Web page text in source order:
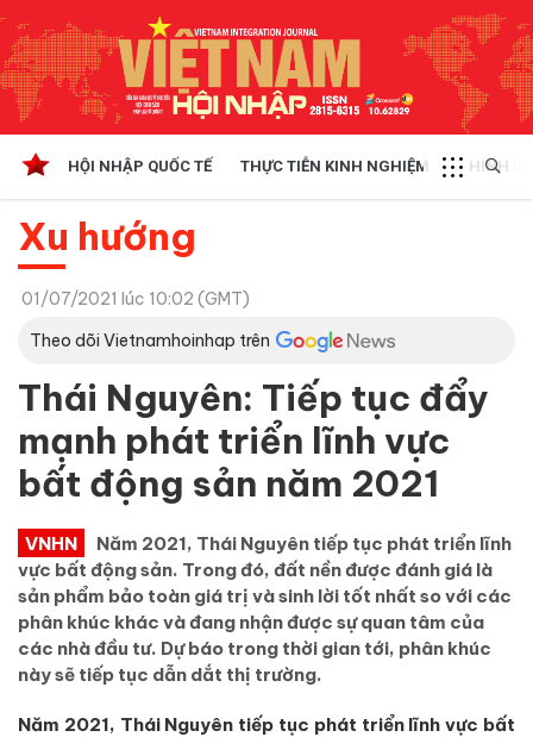
HỘI NHẬP QUỐC TẾ THỰC TIỄN KINH NGHIỆM CHÍNH
Xu hướng
01/07/2021 lúc 10:02 (GMT)
Theo dõi Vietnamhoinhap trên
Thái Nguyên: Tiếp tục đẩy
mạnh phát triển lĩnh vực
bất động sản năm 2021
VNHN
Năm 2021, Thái Nguyên tiếp tục phát triển lĩnh
vực bất động sản. Trong đó, đất nền được đánh giá là
sản phẩm bảo toàn giá trị và sinh lời tốt nhất so với các
phân khúc khác và đang nhận được sự quan tâm của
các nhà đầu tư. Dự báo trong thời gian tới, phân khúc
này sẽ tiếp tục dẫn dắt thị trường.
Năm 2021, Thái Nguyên tiếp tục phát triển lĩnh vực bất